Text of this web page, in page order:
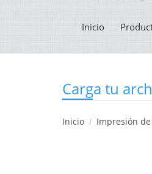
Inicio
Carga tu
Inicio Impresión